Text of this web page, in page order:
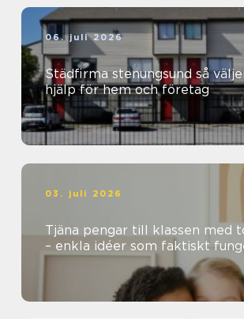
06. juli 2026
Städfirma stenungsund så väljer du rätt
hjälp för hem och företag
03. juli 2026
Tjäna pengar till klassen med
– enkla idéer som faktiskt